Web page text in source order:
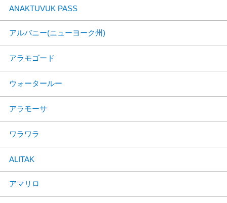
ANAKTUVUK PASS
アルバニー(ニューヨーク州)
アラモゴード
ウォータールー
アラモーサ
ワラワラ
ALITAK
アマリロ